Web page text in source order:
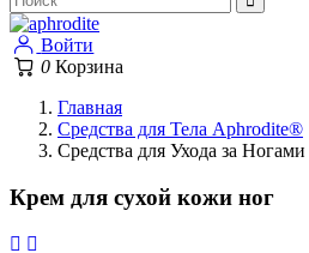
Войти
0Корзина
Главная
Средства для Тела Aphrodite®
Средства для Ухода за
Крем для сухой кожи ног